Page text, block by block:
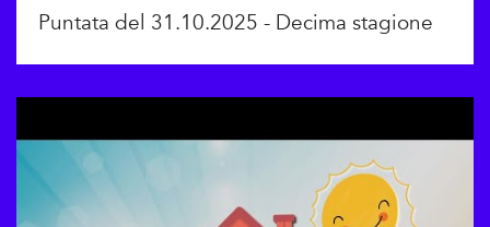
Puntata del 31.10.2025 - Decima stagione